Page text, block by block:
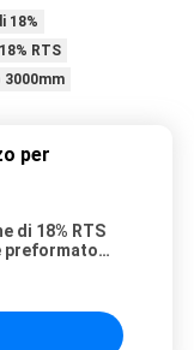
18%
RTS
3000mm
per
di 18% RTS
preformato